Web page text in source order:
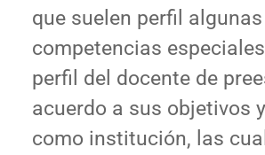
que suelen perfil algunas
competencias
perfil del docente de
acuerdo a sus objetivos
como institución, las